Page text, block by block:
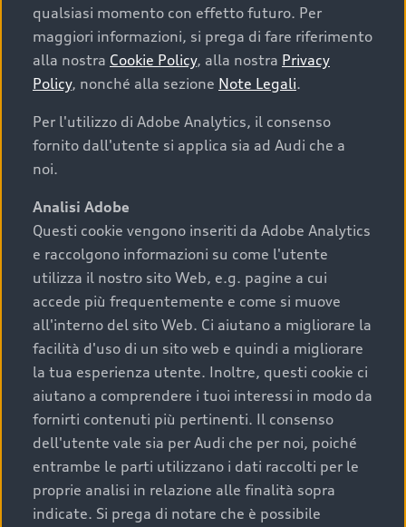
Cosa sapere prima di
acquistare la tua prossima
auto
I requisiti fondamentali da considerare prima di
acquistare un’auto usata, oltre al prezzo e all'aspetto,
chilometraggio: un valore contenuto corrisponde a
uno stato migliore del veicolo e a una maggiore
durata nel tempo;
cronologia dei tagliandi: una documentazione
completa della vettura certifica una manutenzione
costante e accurata;
condizioni della carrozzeria e degli interni: una
buona conservazione evidenzia cura e attenzione del
precedente proprietario;
efficienza meccanica: motore, trasmissione e
componenti principali in ottimo stato garantiscono
prestazioni affidabili e sicure.
qualsiasi momento con effetto futuro. Per
maggiori informazioni, si prega di fare riferimento
alla nostra Cookie Policy, alla nostra Privacy
Policy, nonché alla sezione Note Legali.
Per l'utilizzo di Adobe Analytics, il consenso
fornito dall'utente si applica sia ad Audi che a
noi.
Analisi Adobe
Questi cookie vengono inseriti da Adobe Analytics
e raccolgono informazioni su come l'utente
utilizza il nostro sito Web, e.g. pagine a cui
accede più frequentemente e come si muove
all'interno del sito Web. Ci aiutano a migliorare la
facilità d'uso di un sito web e quindi a migliorare
la tua esperienza utente. Inoltre, questi cookie ci
aiutano a comprendere i tuoi interessi in modo da
fornirti contenuti più pertinenti. Il consenso
dell'utente vale sia per Audi che per noi, poiché
entrambe le parti utilizzano i dati raccolti per le
proprie analisi in relazione alle finalità sopra
indicate. Si prega di notare che è possibile